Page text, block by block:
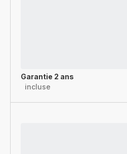
Garantie 2 ans
incluse